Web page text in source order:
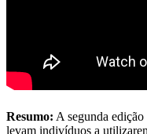
Resumo: A segunda edição
levam indivíduos a